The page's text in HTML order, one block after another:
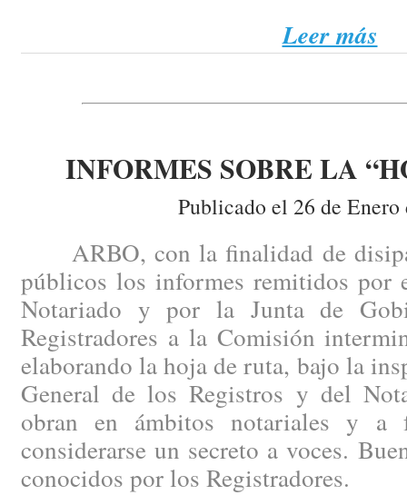
Leer más
INFORMES SOBRE LA
Publicado el 26 de Enero
ARBO, con la finalidad de
públicos los informes remitidos por
Notariado y por la Junta de
Registradores a la Comisión
elaborando la hoja de ruta, bajo la
General de los Registros y del
obran en ámbitos notariales y a
considerarse un secreto a voces.
conocidos por los Registradores.